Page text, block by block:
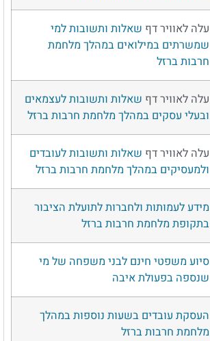
עלה לאוויר דף שאלות ותשובות למי
שמשרתים במילואים במהלך מלחמת
חרבות ברזל
עלה לאוויר דף שאלות ותשובות לעצמאים
ובעלי עסקים במהלך מלחמת חרבות ברזל
עלה לאוויר דף שאלות ותשובות לעובדים
ולמעסיקים במהלך מלחמת חרבות ברזל
מידע לעמותות ולחברות לתועלת הציבור
בתקופת מלחמת חרבות ברזל
סיוע משפטי חינם לבני משפחה של מי
שנספה בפעולת איבה
העסקת עובדים בשעות נוספות במהלך
מלחמת חרבות ברזל